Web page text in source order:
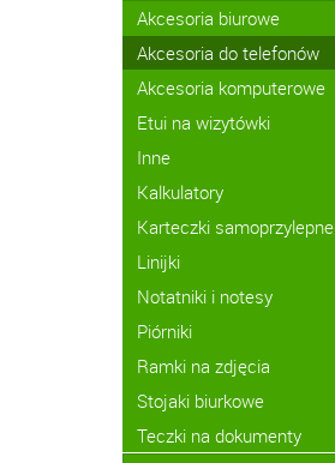
Akcesoria biurowe
Akcesoria do telefonów
Akcesoria komputerowe
Etui na wizytówki
Inne
Kalkulatory
Karteczki samoprzylepne
Linijki
Notatniki i notesy
Piórniki
Ramki na zdjęcia
Stojaki biurkowe
Teczki na dokumenty